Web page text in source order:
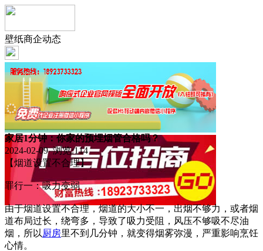
壁纸商企动态
家居1分钟：你家的预埋烟管合格吗？
2024-02-09 浏览:114
【烟道设置不合理】
罪行一：吸力变弱
由于烟道设置不合理，烟道的大小不一，出烟不够力，或者烟
道布局过长，绕弯多，导致了吸力受阻，风压不够吸不尽油
烟，所以 厨房里不到几分钟，就变得烟雾弥漫，严重影响烹饪
心情。